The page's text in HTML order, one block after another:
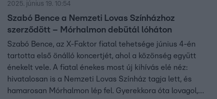
2025. június 19. 10:54
Szabó Bence a Nemzeti Lovas Színházhoz
szerződött – Mórhalmon debütál lóháton
Szabó Bence, az X-Faktor fiatal tehetsége június 4-én
tartotta első önálló koncertjét, ahol a közönség együtt
énekelt vele. A fiatal énekes most új kihívás elé néz:
hivatalosan is a Nemzeti Lovas Színház tagja lett, és
hamarosan Mórhalmon lép fel. Gyerekkora óta lovagol,